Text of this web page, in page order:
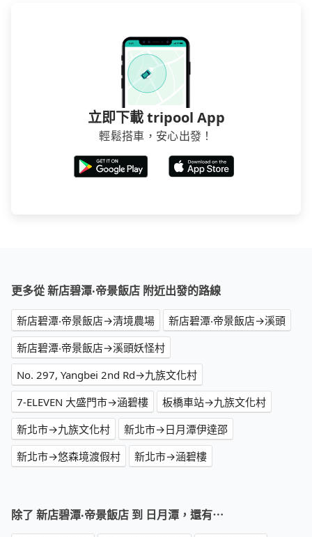
介意多花一點錢省下這些瑣碎的事，台灣本土的AsiaYo
或者國際Airbnb都值得推薦。
立即下載 tripool App
輕鬆搭車，安心出發！
更多從 新店碧潭‧帝景飯店 附近出發的路線
新店碧潭‧帝景飯店→清境農場
新店碧潭‧帝景飯店→溪頭
新店碧潭‧帝景飯店→溪頭妖怪村
No. 297, Yangbei 2nd Rd→九族文化村
7-ELEVEN 大盛門市→涵碧樓
板橋車站→九族文化村
新北市→九族文化村
新北市→日月潭伊達邵
新北市→悠森境渡假村
新北市→涵碧樓
除了 新店碧潭‧帝景飯店 到 日月潭，還有⋯